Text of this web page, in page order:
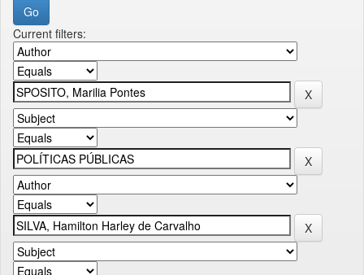
Current filters: